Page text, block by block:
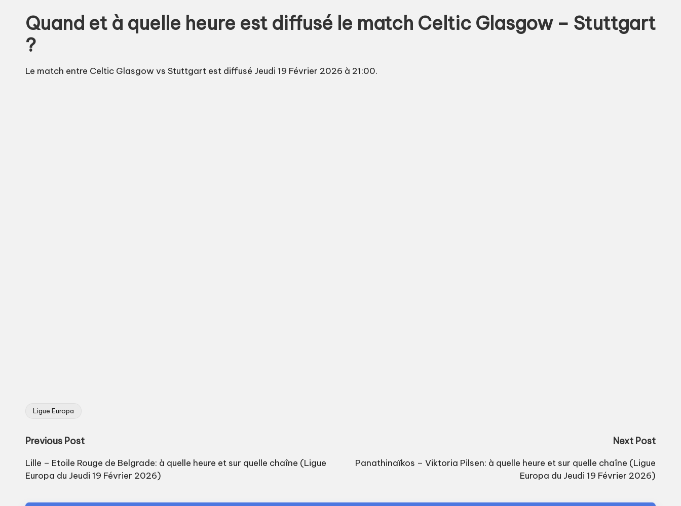
Quand et à quelle heure est diffusé le match Celtic Glasgow – Stuttgart
?
Le match entre Celtic Glasgow vs Stuttgart est diffusé Jeudi 19 Février 2026 à 21:00.
Tags:
Ligue Europa
Post
navigation
Previous Post
Lille – Etoile Rouge de Belgrade: à quelle heure et sur quelle chaîne (Ligue
Europa du Jeudi 19 Février 2026)
Next Post
Panathinaïkos – Viktoria Pilsen: à quelle heure et sur quelle chaîne (Ligue
Europa du Jeudi 19 Février 2026)